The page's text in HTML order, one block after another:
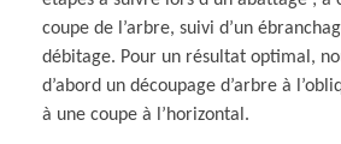
coupe de l’arbre, suivi d’un
débitage. Pour un résultat optimal,
d’abord un découpage d’arbre à
à une coupe à l’horizontal.